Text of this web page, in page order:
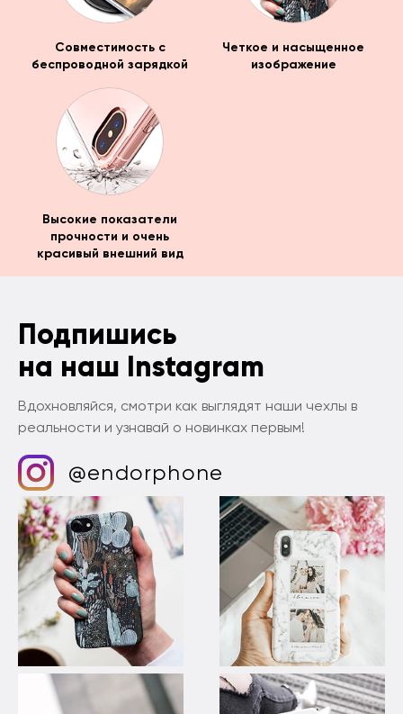
Совместимость с
беспроводной зарядкой
Четкое и насыщенное
изображение
Высокие показатели
прочности и очень
красивый внешний вид
Подпишись
на наш Instagram
Вдохновляйся, смотри как выглядят наши чехлы в
реальности и узнавай о новинках первым!
@endorphone